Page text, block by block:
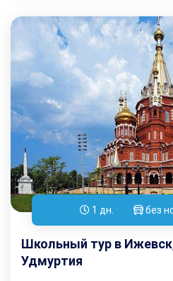
1 дн. без
Школьный тур в
Удмуртия